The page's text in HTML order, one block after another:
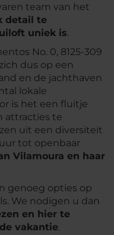
team van het
detail te
uniek is.
No. 0, 8125-309
dus op een
en de jachthaven
lokale
is het een fluitje
attracties te
uit een diversiteit
tot openbaar
Vilamoura en haar
genoeg opties op
We nodigen u dan
en hier te
vakantie.